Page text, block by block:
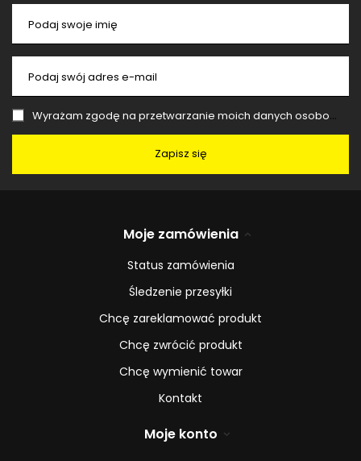
Podaj swoje imię
Podaj swój adres e-mail
Wyrażam zgodę na przetwarzanie moich danych osobowych (adres e-mail) na potrzeby wysyłki newslettera z informacją handlową (marketing). Więcej w
Zapisz się
Moje zamówienia
Status zamówienia
Śledzenie przesyłki
Chcę zareklamować produkt
Chcę zwrócić produkt
Chcę wymienić towar
Kontakt
Moje konto